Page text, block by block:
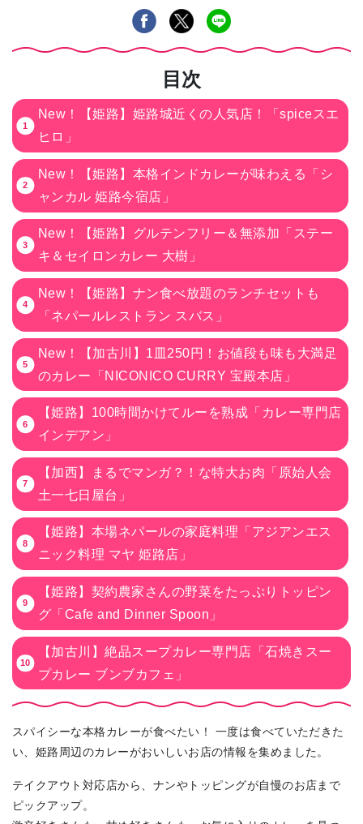
目次
New！【姫路】姫路城近くの人気店！「spiceスエ
ヒロ」
New！【姫路】本格インドカレーが味わえる「シ
ャンカル 姫路今宿店」
New！【姫路】グルテンフリー＆無添加「ステー
キ＆セイロンカレー 大樹」
New！【姫路】ナン食べ放題のランチセットも
「ネパールレストラン スバス」
New！【加古川】1皿250円！お値段も味も大満足
のカレー「NICONICO CURRY 宝殿本店」
【姫路】100時間かけてルーを熟成「カレー専門店
インデアン」
【加西】まるでマンガ？！な特大お肉「原始人会
土一七日屋台」
【姫路】本場ネパールの家庭料理「アジアンエス
ニック料理 マヤ 姫路店」
【姫路】契約農家さんの野菜をたっぷりトッピン
グ「Cafe and Dinner Spoon」
【加古川】絶品スープカレー専門店「石焼きスー
プカレー ブンブカフェ」
スパイシーな本格カレーが食べたい！ 一度は食べていただきた
い、姫路周辺のカレーがおいしいお店の情報を集めました。
テイクアウト対応店から、ナンやトッピングが自慢のお店まで
ピックアップ。